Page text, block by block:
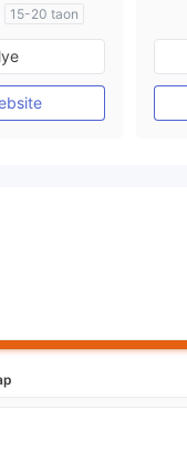
15-20 taon
(MM)
na MT4